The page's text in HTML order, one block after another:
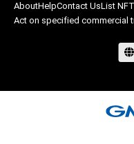
であると判断した場合、
・本アイテムの購入、売却
原因で発生したものであ
このアイテムに関するお
AboutHelpContact UsList
Act on specified commercial